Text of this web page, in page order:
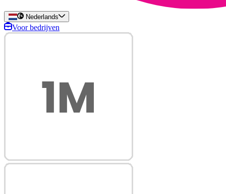
Nederlands
Voor bedrijven